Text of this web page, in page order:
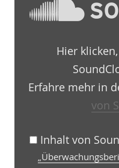
Haus
SoundCloud
anzeigen
Hier
Erfahre mehr in
von
Inhalt von